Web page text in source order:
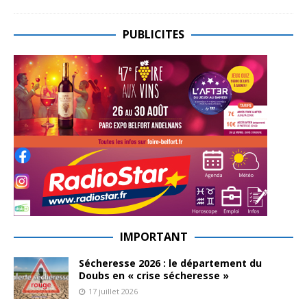
PUBLICITES
IMPORTANT
Sécheresse 2026 : le département du
Doubs en « crise sécheresse »
17 juillet 2026